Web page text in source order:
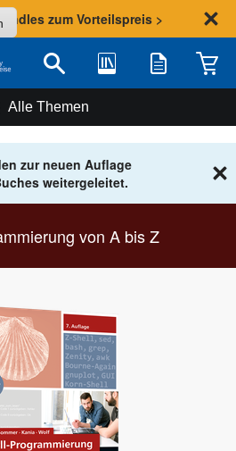
zum Vorteilspreis >
Suche Bibliothek Merkliste
Alle Themen
zur neuen Auflage
weitergeleitet.
von A bis Z